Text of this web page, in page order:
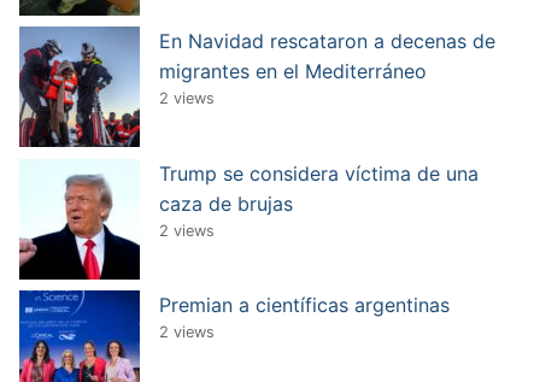
En Navidad rescataron a decenas de
migrantes en el Mediterráneo
2 views
Trump se considera víctima de una
caza de brujas
2 views
Premian a científicas argentinas
2 views